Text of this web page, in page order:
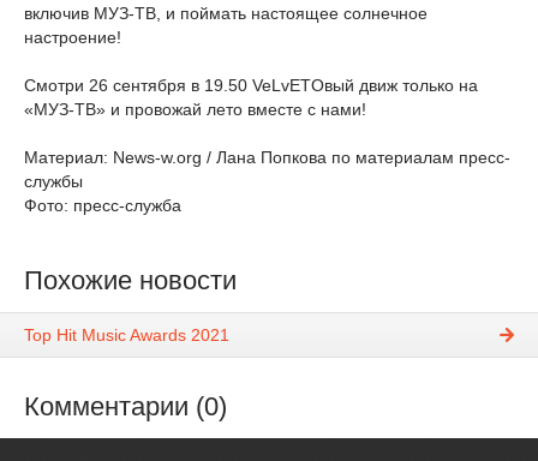
включив МУЗ-ТВ, и поймать настоящее солнечное
настроение!
Смотри 26 сентября в 19.50 VeLvETOвый движ только на
«МУЗ-ТВ» и провожай лето вместе с нами!
Материал: News-w.org / Лана Попкова по материалам пресс-
службы
Фото: пресс-служба
Похожие новости
Top Hit Music Awards 2021
Комментарии (0)